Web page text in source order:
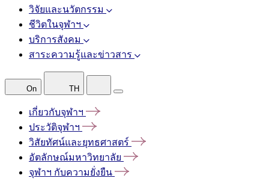
วิจัยและนวัตกรรม
ชีวิตในจุฬาฯ
บริการสังคม
สาระความรู้และข่าวสาร
On TH
เกี่ยวกับจุฬาฯ
ประวัติจุฬาฯ
วิสัยทัศน์และยุทธศาสตร์
อัตลักษณ์มหาวิทยาลัย
จุฬาฯ กับความยั่งยืน